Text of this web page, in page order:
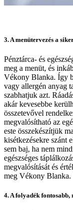
3. A menütervezés a
Pénztárca- és
meg a menüt, és
Vékony Blanka. Így
vagy allergén anyag
szabhatjuk azt.
akár kevesebbe
összetevővel
megvalósítható az
este összekészítjük
kisétkezésekre szánt
sem baj, ha nem
egészséges
megvalósítását és
meg Vékony Blanka.
4. A folyadék